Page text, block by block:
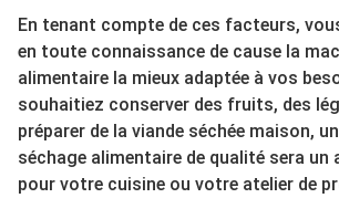
En tenant compte de ces facteurs,
en toute connaissance de cause la
alimentaire la mieux adaptée à vos
souhaitiez conserver des fruits, des
préparer de la viande séchée maison,
séchage alimentaire de qualité sera un
pour votre cuisine ou votre atelier de